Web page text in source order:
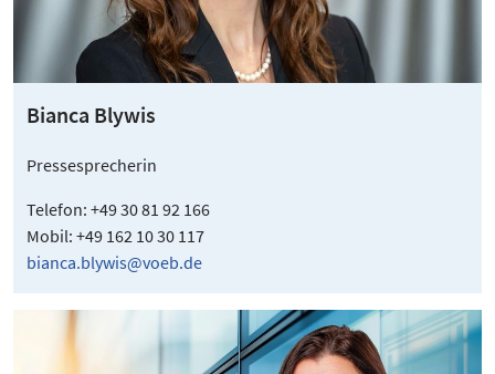
Bianca Blywis
Pressesprecherin
Telefon: +49 30 81 92 166
Mobil: +49 162 10 30 117
bianca.blywis@voeb.de